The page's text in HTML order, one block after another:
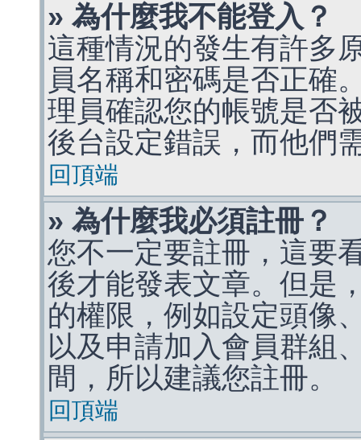
» 為什麼我不能登入？
這種情況的發生有許多
員名稱和密碼是否正確
理員確認您的帳號是否
後台設定錯誤，而他們
回頂端
» 為什麼我必須註冊？
您不一定要註冊，這要
後才能發表文章。但是
的權限，例如設定頭像
以及申請加入會員群組
間，所以建議您註冊。
回頂端